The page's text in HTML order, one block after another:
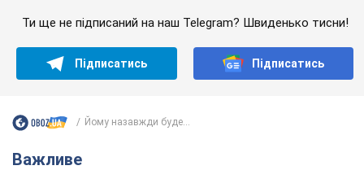
Ти ще не підписаний на наш Telegram? Швиденько тисни!
Підписатись Підписатись
Йому назавжди буде...
Важливе